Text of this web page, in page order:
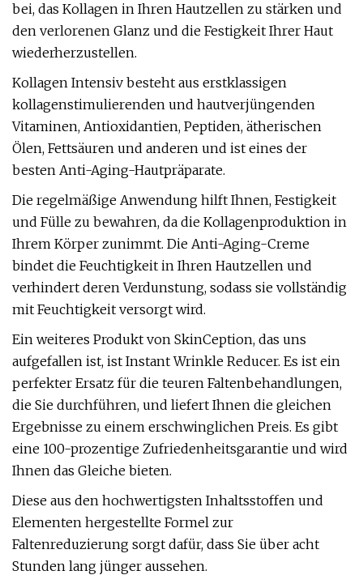
bei, das Kollagen in Ihren Hautzellen zu stärken und
den verlorenen Glanz und die Festigkeit Ihrer Haut
wiederherzustellen.
Kollagen Intensiv besteht aus erstklassigen
kollagenstimulierenden und hautverjüngenden
Vitaminen, Antioxidantien, Peptiden, ätherischen
Ölen, Fettsäuren und anderen und ist eines der
besten Anti-Aging-Hautpräparate.
Die regelmäßige Anwendung hilft Ihnen, Festigkeit
und Fülle zu bewahren, da die Kollagenproduktion in
Ihrem Körper zunimmt. Die Anti-Aging-Creme
bindet die Feuchtigkeit in Ihren Hautzellen und
verhindert deren Verdunstung, sodass sie vollständig
mit Feuchtigkeit versorgt wird.
Ein weiteres Produkt von SkinCeption, das uns
aufgefallen ist, ist Instant Wrinkle Reducer. Es ist ein
perfekter Ersatz für die teuren Faltenbehandlungen,
die Sie durchführen, und liefert Ihnen die gleichen
Ergebnisse zu einem erschwinglichen Preis. Es gibt
eine 100-prozentige Zufriedenheitsgarantie und wird
Ihnen das Gleiche bieten.
Diese aus den hochwertigsten Inhaltsstoffen und
Elementen hergestellte Formel zur
Faltenreduzierung sorgt dafür, dass Sie über acht
Stunden lang jünger aussehen.